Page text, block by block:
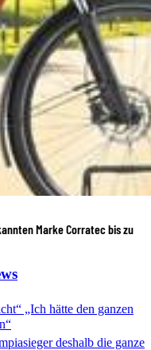
Marke Corratec bis zu
„Ich hätte den ganzen
deshalb die ganze